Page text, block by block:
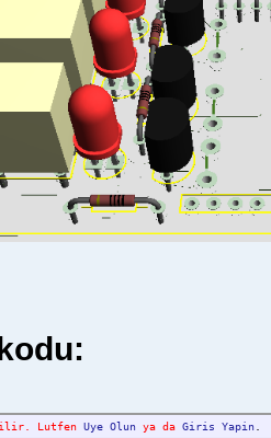
Lutfen Uye Olun ya da Giris Yapin.